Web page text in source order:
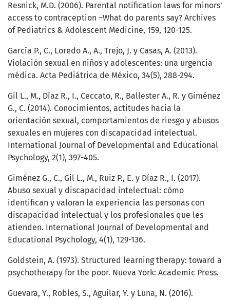
Resnick, M.D. (2006). Parental notification laws for minors’
access to contraception –What do parents say? Archives
of Pediatrics & Adolescent Medicine, 159, 120-125.
García P., C., Loredo A., A., Trejo, J. y Casas, A. (2013).
Violación sexual en niños y adolescentes: una urgencia
médica. Acta Pediátrica de México, 34(5), 288-294.
Gil L., M., Díaz R., I., Ceccato, R., Ballester A., R. y Giménez
G., C. (2014). Conocimientos, actitudes hacia la
orientación sexual, comportamientos de riesgo y abusos
sexuales en mujeres con discapacidad intelectual.
International Journal of Developmental and Educational
Psychology, 2(1), 397-405.
Giménez G., C., Gil L., M., Ruiz P., E. y Díaz R., I. (2017).
Abuso sexual y discapacidad intelectual: cómo
identifican y valoran la experiencia las personas con
discapacidad intelectual y los profesionales que les
atienden. International Journal of Developmental and
Educational Psychology, 4(1), 129-136.
Goldstein, A. (1973). Structured learning therapy: toward a
psychotherapy for the poor. Nueva York: Academic Press.
Guevara, Y., Robles, S., Aguilar, Y. y Luna, N. (2016).